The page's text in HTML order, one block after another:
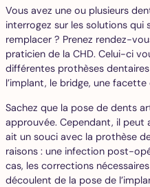
Vous avez une ou plusieurs
interrogez sur les solutions qui
remplacer ? Prenez rendez-
praticien de la CHD. Celui-ci
différentes prothèses
l’implant, le bridge, une
Sachez que la pose de dents
approuvée. Cependant, il peut
ait un souci avec la prothèse
raisons : une infection post-
cas, les corrections
découlent de la pose de